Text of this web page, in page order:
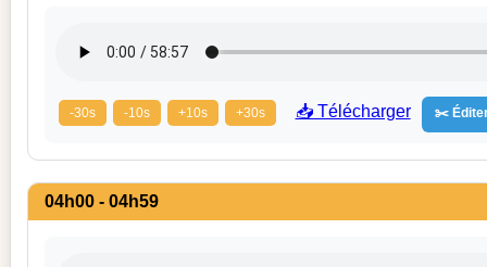
-30s -10s +10s +30s 📥 Télécharger ✂️
04h00 - 04h59